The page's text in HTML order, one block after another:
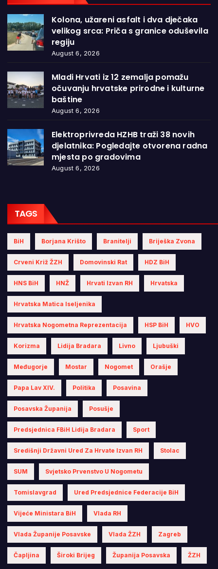
Kolona, užareni asfalt i dva dječaka
velikog srca: Priča s granice oduševila
regiju
August 6, 2026
Mladi Hrvati iz 12 zemalja pomažu
očuvanju hrvatske prirodne i kulturne
baštine
August 6, 2026
Elektroprivreda HZHB traži 38 novih
djelatnika: Pogledajte otvorena radna
mjesta po gradovima
August 6, 2026
TAGS
BiH Borjana Krišto Branitelji Briješka Zvona
Crveni Križ ŽZH Domovinski Rat HDZ BiH
HNS BiH HNŽ Hrvati Izvan RH Hrvatska
Hrvatska Matica Iseljenika
Hrvatska Nogometna Reprezentacija HSP BiH HVO
Korizma Lidija Bradara Livno Ljubuški
Međugorje Mostar Nogomet Orašje
Papa Lav XIV. Politika Posavina
Posavska Županija Posušje
Predsjednica FBiH Lidija Bradara Sport
Središnji Državni Ured Za Hrvate Izvan RH Stolac
SUM Svjetsko Prvenstvo U Nogometu
Tomislavgrad Ured Predsjednice Federacije BiH
Vijeće Ministara BiH Vlada RH
Vlada Županije Posavske Vlada ŽZH Zagreb
Čapljina Široki Brijeg Županija Posavska ŽZH